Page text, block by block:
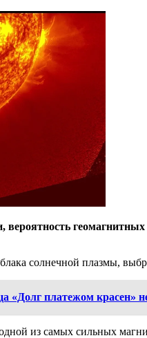
геомагнитных
солнечной плазмы,
«Долг платежом красен»
из самых сильных